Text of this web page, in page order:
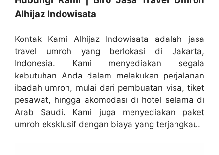
Alhijaz Indowisata
Kontak Kami Alhijaz Indowisata adalah jasa
travel umroh yang berlokasi di Jakarta,
Indonesia. Kami menyediakan segala
kebutuhan Anda dalam melakukan perjalanan
ibadah umroh, mulai dari pembuatan visa, tiket
pesawat, hingga akomodasi di hotel selama di
Arab Saudi. Kami juga menyediakan paket
umroh eksklusif dengan biaya yang terjangkau.